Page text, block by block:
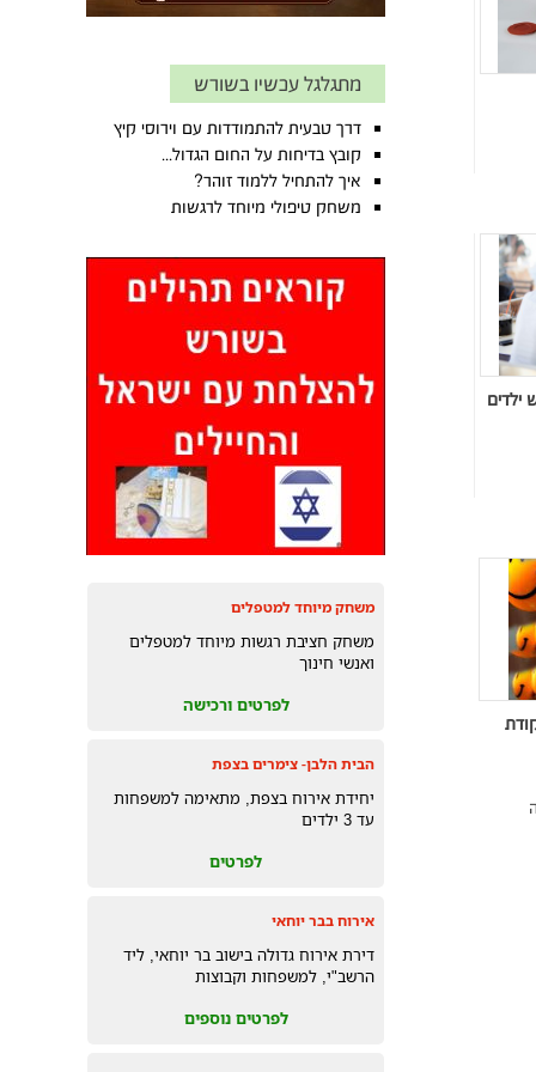
ילדים
מתגלגל עכשיו בשורש
דרך טבעית להתמודדות עם וירוסי קיץ
קובץ בדיחות על החום הגדול...
איך להתחיל ללמוד זוהר?
משחק טיפולי מיוחד לרגשות
משחק מיוחד למטפלים
משחק חציבת רגשות מיוחד למטפלים
ואנשי חינוך
לפרטים ורכישה
הבית הלבן- צימרים בצפת
יחידת אירוח בצפת, מתאימה למשפחות
עד 3 ילדים
לפרטים
אירוח בבר יוחאי
דירת אירוח גדולה בישוב בר יוחאי, ליד
הרשב"י, למשפחות וקבוצות
לפרטים נוספים